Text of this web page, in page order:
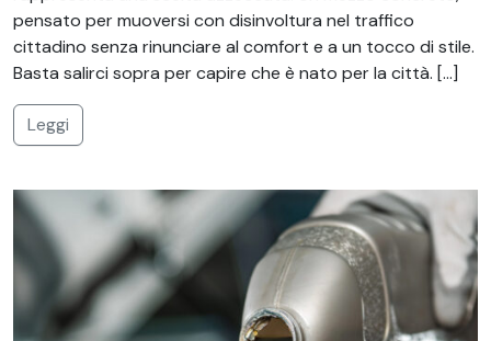
pensato per muoversi con disinvoltura nel traffico
cittadino senza rinunciare al comfort e a un tocco di stile.
Basta salirci sopra per capire che è nato per la città. […]
Leggi